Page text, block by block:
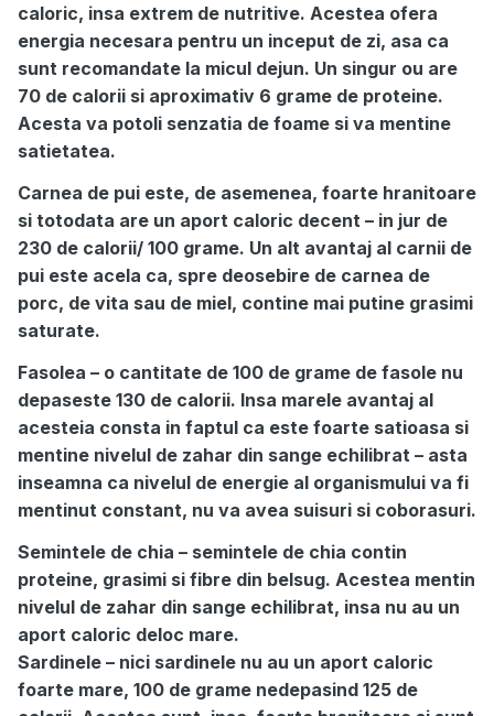
caloric, insa extrem de nutritive. Acestea ofera
energia necesara pentru un inceput de zi, asa ca
sunt recomandate la micul dejun. Un singur ou are
70 de calorii si aproximativ 6 grame de proteine.
Acesta va potoli senzatia de foame si va mentine
satietatea.
Carnea de pui este, de asemenea, foarte hranitoare
si totodata are un aport caloric decent – in jur de
230 de calorii/ 100 grame. Un alt avantaj al carnii de
pui este acela ca, spre deosebire de carnea de
porc, de vita sau de miel, contine mai putine grasimi
saturate.
Fasolea – o cantitate de 100 de grame de fasole nu
depaseste 130 de calorii. Insa marele avantaj al
acesteia consta in faptul ca este foarte satioasa si
mentine nivelul de zahar din sange echilibrat – asta
inseamna ca nivelul de energie al organismului va fi
mentinut constant, nu va avea suisuri si coborasuri.
Semintele de chia – semintele de chia contin
proteine, grasimi si fibre din belsug. Acestea mentin
nivelul de zahar din sange echilibrat, insa nu au un
aport caloric deloc mare.
Sardinele – nici sardinele nu au un aport caloric
foarte mare, 100 de grame nedepasind 125 de